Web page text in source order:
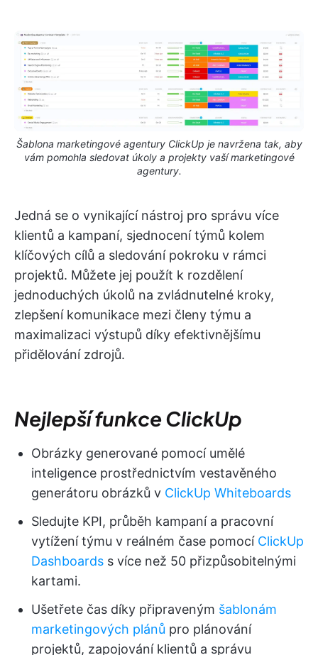
Šablona marketingové agentury ClickUp je navržena tak, aby
vám pomohla sledovat úkoly a projekty vaší marketingové
agentury.
Jedná se o vynikající nástroj pro správu více
klientů a kampaní, sjednocení týmů kolem
klíčových cílů a sledování pokroku v rámci
projektů. Můžete jej použít k rozdělení
jednoduchých úkolů na zvládnutelné kroky,
zlepšení komunikace mezi členy týmu a
maximalizaci výstupů díky efektivnějšímu
přidělování zdrojů.
Nejlepší funkce ClickUp
Obrázky generované pomocí umělé
inteligence prostřednictvím vestavěného
generátoru obrázků v ClickUp Whiteboards
Sledujte KPI, průběh kampaní a pracovní
vytížení týmu v reálném čase pomocí ClickUp
Dashboards s více než 50 přizpůsobitelnými
kartami.
Ušetřete čas díky připraveným šablonám
marketingových plánů pro plánování
projektů, zapojování klientů a správu